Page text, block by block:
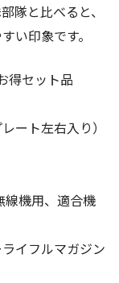
隊と比べると、
い印象です。
得セット品
ート左右入り）
線機用、適合機
イフルマガジン